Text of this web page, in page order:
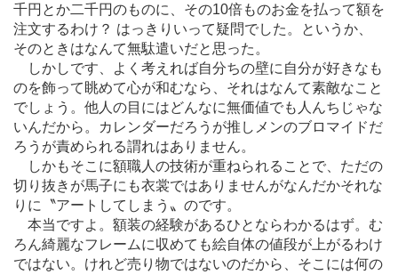
千円とか二千円のものに、その10倍ものお金を払って額を
注文するわけ？ はっきりいって疑問でした。というか、
そのときはなんて無駄遣いだと思った。
しかしです、よく考えれば自分ちの壁に自分が好きなも
のを飾って眺めて心が和むなら、それはなんて素敵なこと
でしょう。他人の目にはどんなに無価値でも人んちじゃな
いんだから。カレンダーだろうが推しメンのブロマイドだ
ろうが責められる謂れはありません。
しかもそこに額職人の技術が重ねられることで、ただの
切り抜きが馬子にも衣裳ではありませんがなんだかそれな
りに〝アートしてしまう〟のです。
本当ですよ。額装の経験があるひとならわかるはず。む
ろん綺麗なフレームに収めても絵自体の値段が上がるわけ
ではない。けれど売り物ではないのだから、そこには何の